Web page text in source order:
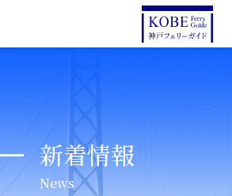
新着情報
News